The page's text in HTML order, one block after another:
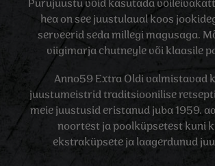
Purujuustu võid kasutada
hea on see juustulaual koos
serveerid seda millegi magusaga.
viigimarja chutneyle või klaasile
Anno59 Extra Oldi valmistavad
juustumeistrid traditsioonilise
meie juustusid eristanud juba 1959.
noortest ja poolküpsetest kuni
ekstraküpsete ja laagerdunud